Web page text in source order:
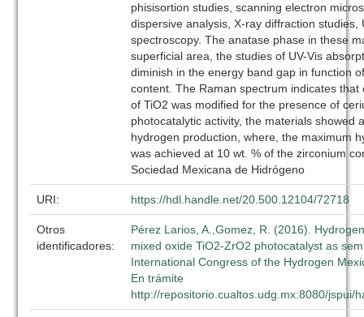
phisisortion studies, scanning electron
dispersive analysis, X-ray diffraction studies,
spectroscopy. The anatase phase in these
superficial area, the studies of UV-Vis
diminish in the energy band gap in function
content. The Raman spectrum indicates that
of TiO2 was modified for the presence of
photocatalytic activity, the materials showed
hydrogen production, where, the maximum
was achieved at 10 wt. % of the zirconium
Sociedad Mexicana de Hidrógeno
URI: https://hdl.handle.net/20.500.12104/72718
Otros
identificadores:
Pérez Larios, A.,Gomez, R. (2016).
mixed oxide TiO2-ZrO2 photocatalyst as
International Congress of the Hydrogen
En trámite
http://repositorio.cualtos.udg.mx:8080/jspui/